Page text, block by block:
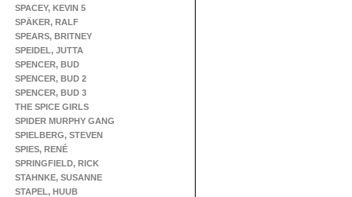
SPACEY, KEVIN 5
SPÄKER, RALF
SPEARS, BRITNEY
SPEIDEL, JUTTA
SPENCER, BUD
SPENCER, BUD 2
SPENCER, BUD 3
THE SPICE GIRLS
SPIDER MURPHY GANG
SPIELBERG, STEVEN
SPIES, RENÉ
SPRINGFIELD, RICK
STAHNKE, SUSANNE
STAPEL, HUUB